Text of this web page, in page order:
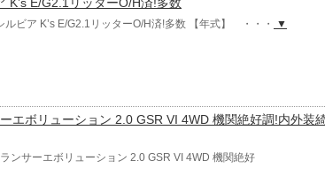
ビア K’s E/G2.1リッターO/H済!多数 【年式】 ・・・
▼
エボリューション 2.0 GSR VI 4WD 機関絶好調!内外装
ンサーエボリューション 2.0 GSR VI 4WD 機関絶好